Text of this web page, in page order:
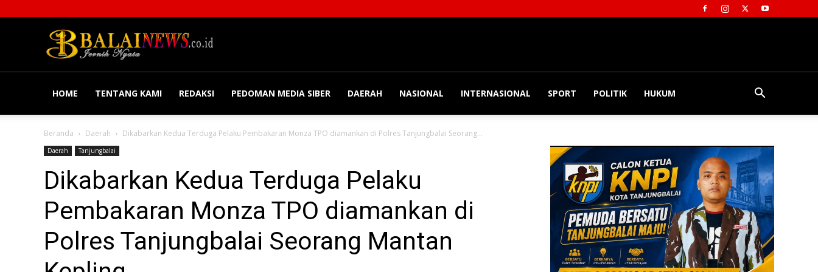
HOME TENTANG KAMI REDAKSI PEDOMAN MEDIA SIBER DAERAH NASIONAL INTERNASIONAL SPORT POLITIK HUKUM
Beranda Daerah Dikabarkan Kedua Terduga Pelaku Pembakaran Monza TPO diamankan di Polres Tanjungbalai Seorang...
Daerah Tanjungbalai
Dikabarkan Kedua Terduga Pelaku
Pembakaran Monza TPO diamankan di
Polres Tanjungbalai Seorang Mantan